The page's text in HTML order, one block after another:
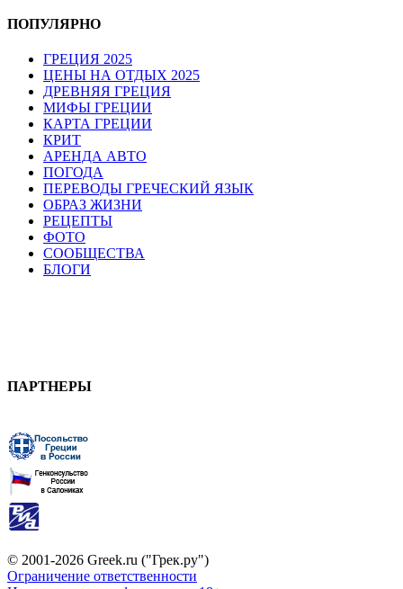
ПОПУЛЯРНО
ГРЕЦИЯ 2025
ЦЕНЫ НА ОТДЫХ 2025
ДРЕВНЯЯ ГРЕЦИЯ
МИФЫ ГРЕЦИИ
КАРТА ГРЕЦИИ
КРИТ
АРЕНДА АВТО
ПОГОДА
ПЕРЕВОДЫ ГРЕЧЕСКИЙ ЯЗЫК
ОБРАЗ ЖИЗНИ
РЕЦЕПТЫ
ФОТО
СООБЩЕСТВА
БЛОГИ
ПАРТНЕРЫ
© 2001-2026 Greek.ru ("Грек.ру")
Ограничение ответственности